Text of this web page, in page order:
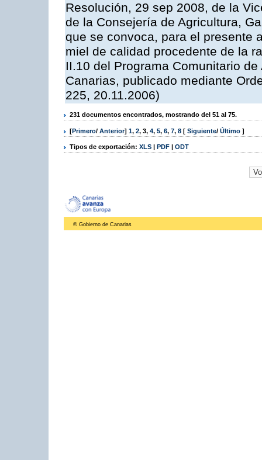
Resolución, 29 sep 2008, de la
de la Consejería de Agricultura,
que se convoca, para el presente
miel de calidad procedente de la
II.10 del Programa Comunitario
Canarias, publicado mediante
225, 20.11.2006)
231 documentos encontrados, mostrando del 51 al 75.
[Primero/ Anterior] 1, 2, 3, 4, 5, 6, 7, 8 [ Siguiente/ Último ]
Tipos de exportación: XLS | PDF | ODT
© Gobierno de Canarias